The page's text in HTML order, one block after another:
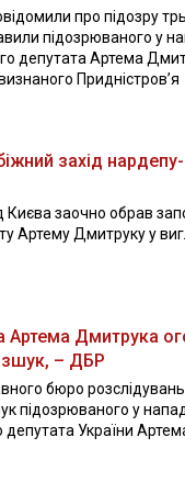
про підозру
підозрюваного у
депутата Артема
Придністровʼя
захід нардепу-
Києва заочно обрав
Артему Дмитруку у
Артема Дмитрука
– ДБР
бюро
підозрюваного у
депутата України